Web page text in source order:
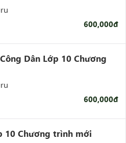
600,000đ
Dân Lớp 10 Chương
600,000đ
10 Chương trình mới